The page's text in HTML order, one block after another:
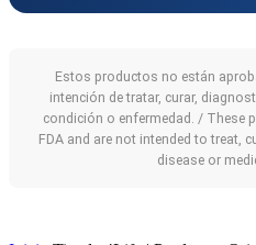
Estos productos no están
intención de tratar, curar,
condición o enfermedad. / These
FDA and are not intended to treat,
disease or